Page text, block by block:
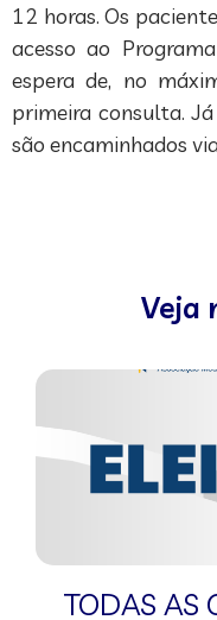
12 horas. Os
acesso ao
espera de, no
primeira consulta.
são encaminhados
Veja
TODAS AS